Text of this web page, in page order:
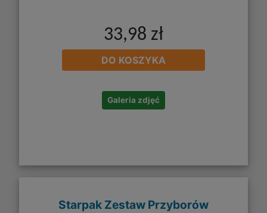
33,98 zł
DO KOSZYKA
Galeria zdjęć
Starpak Zestaw Przyborów